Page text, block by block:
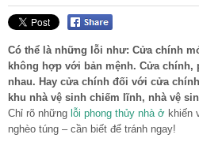
Có thể là những lỗi như: Cửa chính
không hợp với bản mệnh. Cửa chính,
nhau. Hay cửa chính đối với cửa
khu nhà vệ sinh chiếm lĩnh, nhà vệ
Chỉ rõ những lỗi phong thủy nhà ở khiến
nghèo túng – cần biết để tránh ngay!